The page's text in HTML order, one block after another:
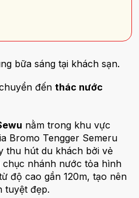
bữa sáng tại khách sạn.
đến thác nước
nằm trong khu vực
Bromo Tengger Semeru
thu hút du khách bởi vẻ
nhánh nước tỏa hình
độ cao gần 120m, tạo nên
tuyệt đẹp.